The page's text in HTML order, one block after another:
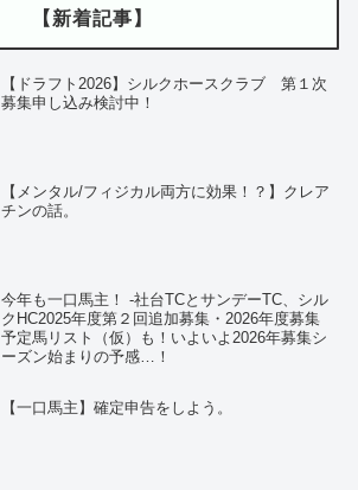
【新着記事】
【ドラフト2026】シルクホースクラブ 第１次
募集申し込み検討中！
【メンタル/フィジカル両方に効果！？】クレア
チンの話。
今年も一口馬主！ ‐社台TCとサンデーTC、シル
クHC2025年度第２回追加募集・2026年度募集
予定馬リスト（仮）も！いよいよ2026年募集シ
ーズン始まりの予感…！
【一口馬主】確定申告をしよう。